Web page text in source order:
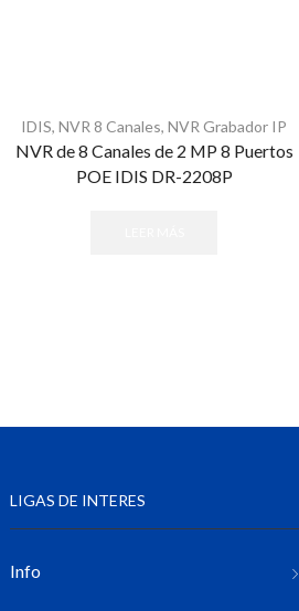
IDIS, NVR 8 Canales, NVR Grabador IP
NVR de 8 Canales de 2 MP 8 Puertos
POE IDIS DR-2208P
LIGAS DE INTERES
Info